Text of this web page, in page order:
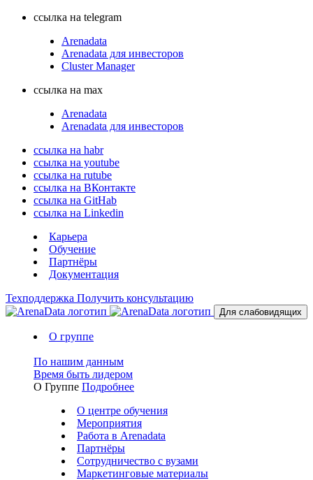
ссылка на telegram
Arenadata
Arenadata для инвесторов
Cluster Manager
ссылка на max
Arenadata
Arenadata для инвесторов
ссылка на habr
ссылка на youtube
ссылка на rutube
ссылка на ВКонтакте
ссылка на GitHab
ссылка на Linkedin
Карьера
Обучение
Партнёры
Документация
Техподдержка Получить консультацию
Для слабовидящих
О группе
По нашим данным
Время быть лидером
О Группе Подробнее
О центре обучения
Мероприятия
Работа в Arenadata
Партнёры
Сотрудничество с вузами
Маркетинговые материалы